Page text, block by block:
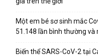
Một em bé sơ sinh mắc
51.148 lần bình thường và
Biến thể SARS-CoV-2 tại